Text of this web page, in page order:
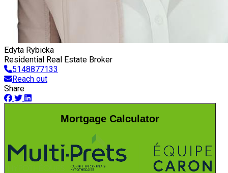
Edyta Rybicka
Residential Real Estate Broker
5148877133
Reach out
Share
Mortgage Calculator